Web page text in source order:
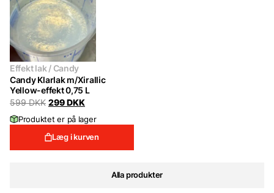
Alla produkter
Effekt lak / Candy
Candy Klarlak m/Xirallic
Yellow-effekt 0,75 L
599DKK Original
was:
299DKKCurrent
is:
Produktet er på lager
Læg i kurven